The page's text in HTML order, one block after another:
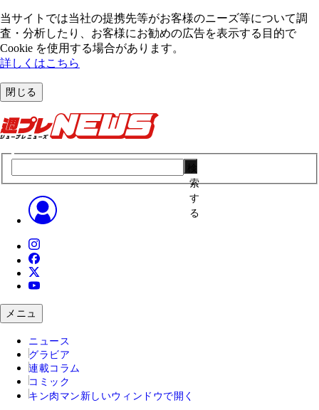
当サイトでは当社の提携先等がお客様のニーズ等について調
査・分析したり、お客様にお勧めの広告を表⽰する⽬的で
Cookie を使⽤する場合があります。
詳しくはこちら
閉じる
索
す
る
メニュ
ニュース
グラビア
連載コラム
コミック
キン肉マン 新しいウィンドウで開く